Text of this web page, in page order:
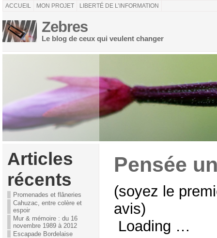
ACCUEIL MON PROJET LIBERTÉ DE L’INFORMATION
Zebres
Le blog de ceux qui veulent changer
Articles
récents
Promenades et flâneries
Cahuzac, entre colère et
espoir
Mur & mémoire : du 16
novembre 1989 à 2012
Escapade Bordelaise
Pensée
(soyez le
avis)
Loading …